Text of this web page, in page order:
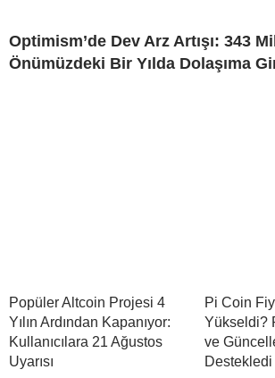
Optimism’de Dev Arz Artışı: 343
Önümüzdeki Bir Yılda Dolaşıma
Popüler Altcoin Projesi 4
Yılın Ardından Kapanıyor:
Kullanıcılara 21 Ağustos
Uyarısı
Pi Coin
Yükseldi?
ve
Destekledi